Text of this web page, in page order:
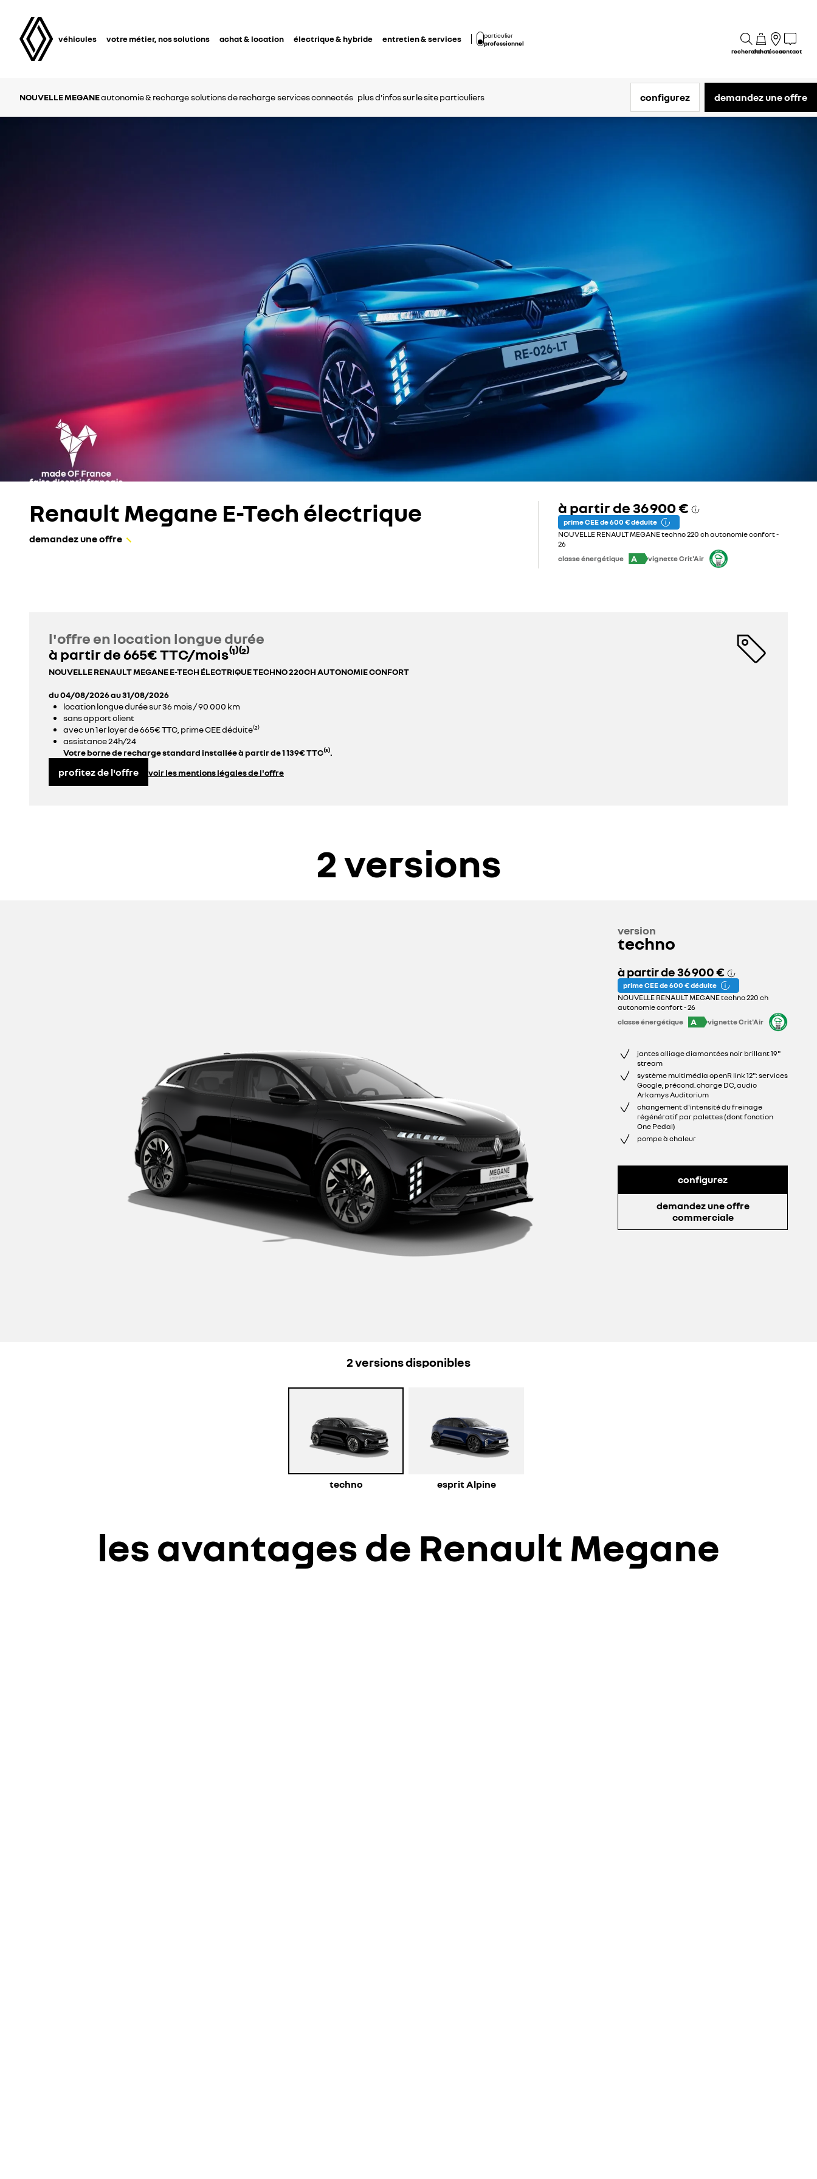
véhicules votre métier, nos solutions achat & location électrique & hybride entretien & services
particulier
professionnel
rechercheachatréseaucontact
NOUVELLE MEGANEautonomie & recharge solutions de rechargeservices connectés plus d'infos sur le site particuliers configurez demandez une offre
Renault Megane E-Tech électrique
demandez une offre
à partir de 36 900 €
prime CEE de 600 € déduite
NOUVELLE RENAULT MEGANE techno 220 ch autonomie confort -
26
classe énergétique
A vignette Crit'Air
l'offre en location longue durée
à partir de 665€ TTC/mois⁽¹⁾⁽²⁾
NOUVELLE RENAULT MEGANE E-TECH ÉLECTRIQUE TECHNO 220CH AUTONOMIE CONFORT
du 04/08/2026 au 31/08/2026
location longue durée sur 36 mois / 90 000 km
sans apport client
avec un 1er loyer de 665€ TTC, prime CEE déduite⁽²⁾
assistance 24h/24
Votre borne de recharge standard installée à partir de 1 139€ TTC⁽³⁾.
profitez de l'offre voir les mentions légales de l'offre
2 versions
2versions disponibles
techno esprit Alpine
version
techno
à partir de36 900 €
prime CEE de 600 € déduite
NOUVELLE RENAULT MEGANE techno 220 ch
autonomie confort - 26
classe énergétique
A vignette Crit'Air
jantes alliage diamantées noir brillant 19"
stream
système multimédia openR link 12": services
Google, précond. charge DC, audio
Arkamys Auditorium
changement d'intensité du freinage
régénératif par palettes (dont fonction
One Pedal)
pompe à chaleur
configurez
demandez une offre
commerciale
les avantages de Renault Megane